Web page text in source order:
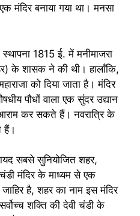
मंदिर बनाया गया था। मनसा
1815 ई. में मनीमाजरा
के शासक ने की थी। हालाँकि,
को दिया जाता है। मंदिर
पौधों वाला एक सुंदर उद्यान
कर सकते हैं। नवरात्रि के
हैं।
सबसे सुनियोजित शहर,
मंदिर के माध्यम से एक
है, शहर का नाम इस मंदिर
शक्ति की देवी चंडी के